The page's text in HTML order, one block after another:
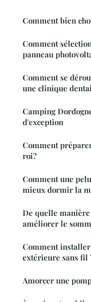
Comment bien
Comment
panneau
Comment se
une clinique
Camping
d'exception
Comment
roi?
Comment une
mieux dormir la
De quelle
améliorer le
Comment
extérieure sans fil
Amorcer une